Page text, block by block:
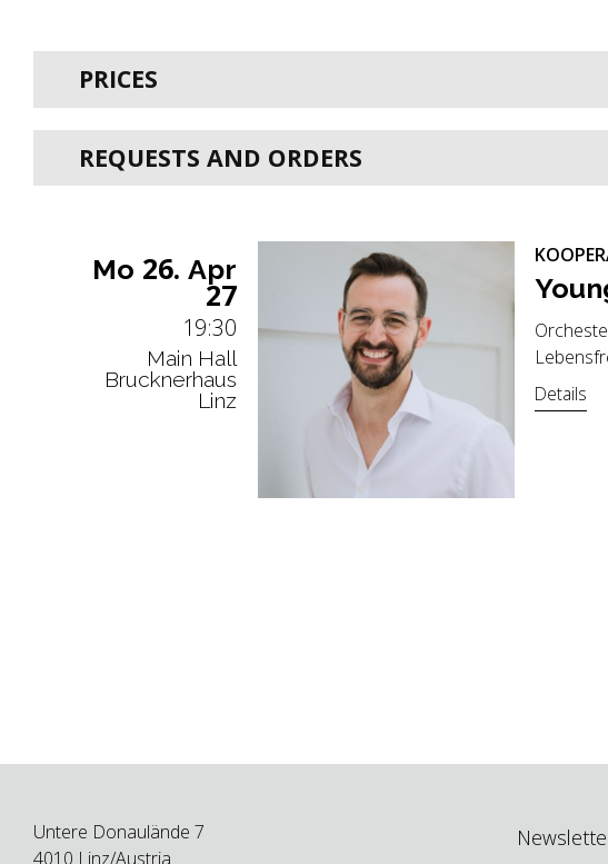
PRICES
REQUESTS AND ORDERS
Mo 26. Apr
27
19:30
Main Hall
Brucknerhaus
Linz
Details
Untere Donaulände 7
4010 Linz/Austria